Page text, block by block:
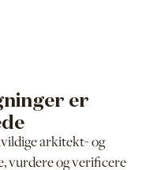
er
arkitekt- og
vurdere og verificere